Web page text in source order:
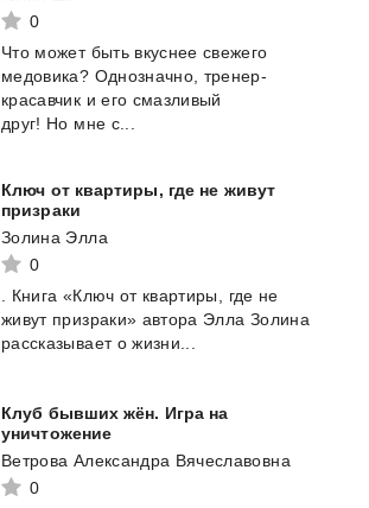
0
Что может быть вкуснее свежего
медовика? Однозначно, тренер-
красавчик и его смазливый
друг! Но мне с...
Ключ от квартиры, где не живут
призраки
Золина Элла
0
Книга «Ключ от квартиры, где не
живут призраки» автора Элла Золина
рассказывает о жизни...
Клуб бывших жён. Игра на
уничтожение
Ветрова Александра Вячеславовна
0